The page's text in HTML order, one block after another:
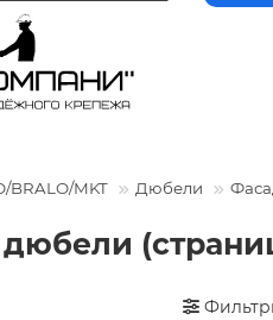
BRALO/MKT Дюбели